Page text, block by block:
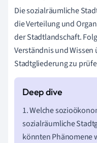
Die sozialräumliche
die Verteilung und
der Stadtlandschaft.
Verständnis und
Stadtgliederung zu
1. Welche
sozialräumliche
könnten Phänomene